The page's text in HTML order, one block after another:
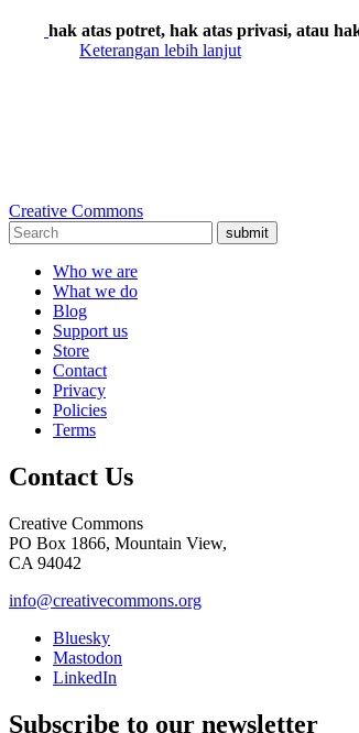
hak atas potret, hak atas privasi, atau
Keterangan lebih lanjut
Creative Commons
submit
Who we are
What we do
Blog
Support us
Store
Contact
Privacy
Policies
Terms
Contact Us
Creative Commons
PO Box 1866, Mountain View,
CA 94042
info@creativecommons.org
Bluesky
Mastodon
LinkedIn
Subscribe to our newsletter